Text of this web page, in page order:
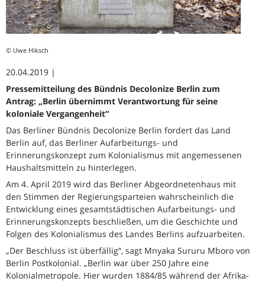
© Uwe Hiksch
20.04.2019 | ­
Pressemitteilung des Bündnis Decolonize Berlin zum
Antrag: „Berlin übernimmt Verantwortung für seine
koloniale Vergangenheit“
Das Berliner Bündnis Decolonize Berlin fordert das Land
Berlin auf, das Berliner Aufarbeitungs- und
Erinnerungskonzept zum Kolonialismus mit angemessenen
Haushaltsmitteln zu hinterlegen.
Am 4. April 2019 wird das Berliner Abgeordnetenhaus mit
den Stimmen der Regierungsparteien wahrscheinlich die
Entwicklung eines gesamtstädtischen Aufarbeitungs- und
Erinnerungskonzepts beschließen, um die Geschichte und
Folgen des Kolonialismus des Landes Berlins aufzuarbeiten.
„Der Beschluss ist überfällig“, sagt Mnyaka Sururu Mboro von
Berlin Postkolonial. „Berlin war über 250 Jahre eine
Kolonialmetropole. Hier wurden 1884/85 während der Afrika-